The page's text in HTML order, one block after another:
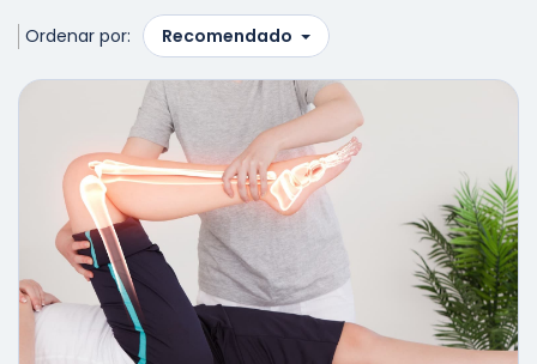
Ordenar por: Recomendado